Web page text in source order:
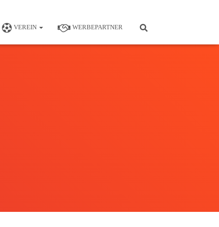
VEREIN WERBEPARTNER